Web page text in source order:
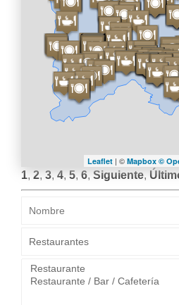
Leaflet | © Mapbox ©
1, 2, 3, 4, 5, 6, Siguiente,